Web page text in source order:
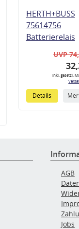
HERTH+BUSS
75614756
Batterierelais
UVP
inkl. gesetzl.
Details
AGB
Jobs